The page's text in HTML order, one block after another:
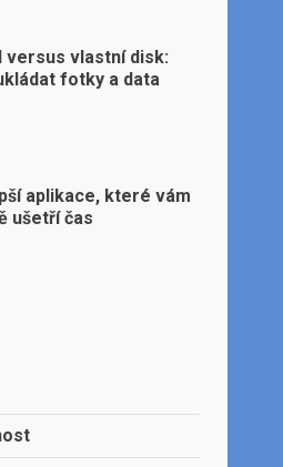
versus vlastní disk:
fotky a data
aplikace, které vám
ušetří čas